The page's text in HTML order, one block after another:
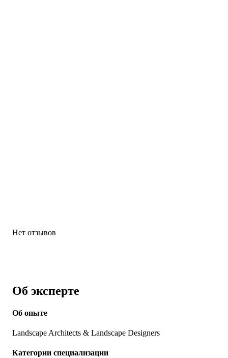
Нет отзывов
Об эксперте
Об опыте
Landscape Architects & Landscape Designers
Категории специализации